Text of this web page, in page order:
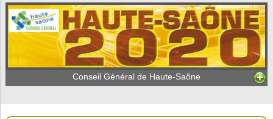
Conseil Général de Haute-Saône